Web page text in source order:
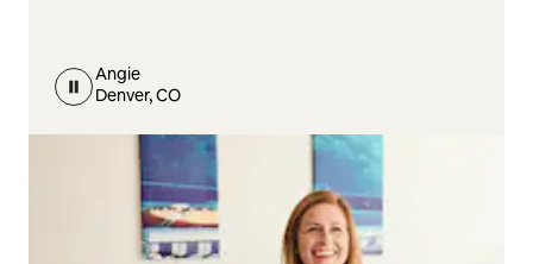
Angie
Denver, CO